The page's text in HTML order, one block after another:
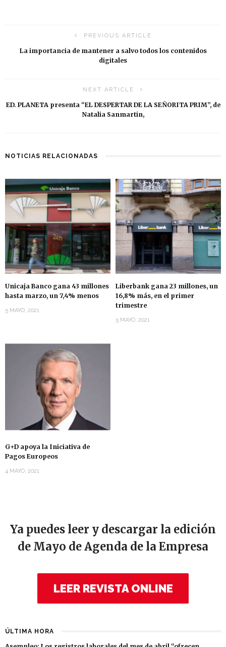
PREVIOUS ARTICLE
La importancia de mantener a salvo todos los contenidos
digitales
NEXT ARTICLE
ED. PLANETA presenta “EL DESPERTAR DE LA SEÑORITA PRIM”, de
Natalia Sanmartin,
NOTICIAS RELACIONADAS
Unicaja Banco gana 43 millones
hasta marzo, un 7,4% menos
5 MAYO, 2021
Liberbank gana 23 millones, un
16,8% más, en el primer
trimestre
5 MAYO, 2021
G+D apoya la Iniciativa de
Pagos Europeos
4 MAYO, 2021
Ya puedes leer y descargar la edición
de Mayo de Agenda de la Empresa
LEER REVISTA ONLINE
ÚLTIMA HORA